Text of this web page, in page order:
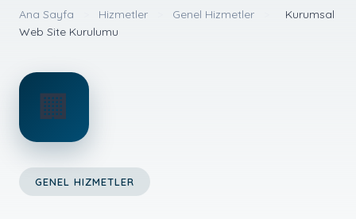
Ana Sayfa Hizmetler Genel Hizmetler
Kurumsal
Web Site Kurulumu
🏢
GENEL HIZMETLER